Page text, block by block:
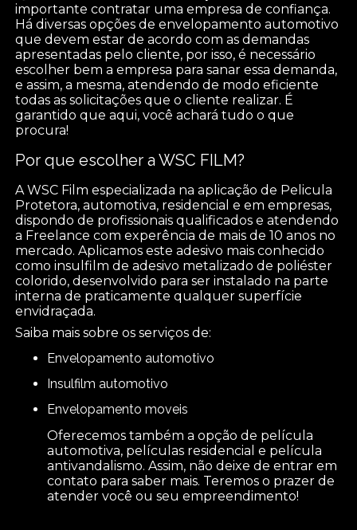
importante contratar uma empresa de confiança.
Há diversas opções de envelopamento automotivo
que devem estar de acordo com as demandas
apresentadas pelo cliente, por isso, é necessário
escolher bem a empresa para sanar essa demanda,
e assim, a mesma, atendendo de modo eficiente
todas as solicitações que o cliente realizar. É
garantido que aqui, você achará tudo o que
procura!
Por que escolher a WSC FILM?
A WSC Film especializada na aplicação de Pelicula
Protetora, automotiva, residencial e em empresas,
dispondo de profissionais qualificados e atendendo
a Freelance com experência de mais de 10 anos no
mercado. Aplicamos este adesivo mais conhecido
como insulfilm de adesivo metalizado de poliéster
colorido, desenvolvido para ser instalado na parte
interna de praticamente qualquer superfície
envidraçada.
Saiba mais sobre os serviços de:
envelopamento automotivo
insulfilm automotivo
envelopamento moveis
Oferecemos também a opção de película
automotiva, películas residencial e película
antivandalismo. Assim, não deixe de entrar em
contato para saber mais. Teremos o prazer de
atender você ou seu empreendimento!